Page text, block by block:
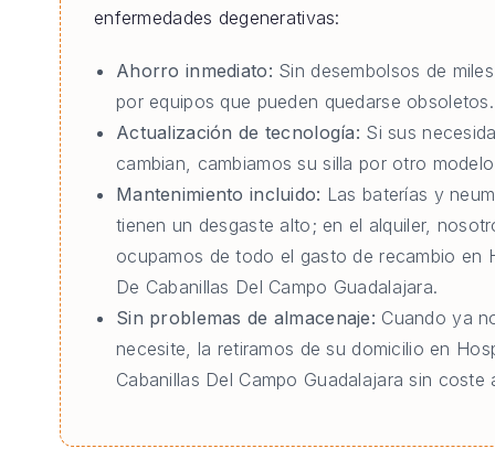
enfermedades degenerativas:
Ahorro inmediato: Sin desembolsos de
por equipos que pueden quedarse obsoletos.
Actualización de tecnología: Si sus
cambian, cambiamos su silla por otro
Mantenimiento incluido: Las baterías y
tienen un desgaste alto; en el alquiler,
ocupamos de todo el gasto de recambio en
De Cabanillas Del Campo Guadalajara.
Sin problemas de almacenaje: Cuando ya
necesite, la retiramos de su domicilio en
Cabanillas Del Campo Guadalajara sin coste